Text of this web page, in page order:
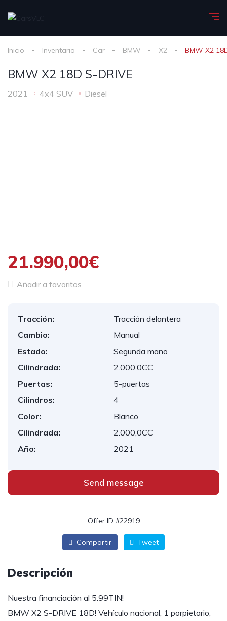
Inicio Inventario Car BMW X2 BMW X2
BMW X2 18D S-DRIVE
2021 4x4 SUV Diesel
21.990,00€
Añadir a favoritos
Tracción:
Tracción delantera
Cambio:
Manual
Estado:
Segunda mano
Cilindrada:
2.000,0CC
Puertas:
5-puertas
Cilindros:
4
Color:
Blanco
Cilindrada:
2.000,0CC
Año:
2021
Send message
Offer ID #22919
Compartir Tweet
Descripción
Nuestra financiación al 5.99TIN!
BMW X2 S-DRIVE 18D! Vehículo nacional, 1 porpietario,